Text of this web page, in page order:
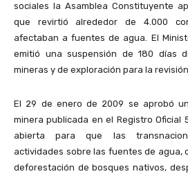
sociales la Asamblea Constituyente
que revirtió alrededor de 4.000
afectaban a fuentes de agua. El
emitió una suspensión de 180 días
mineras y de exploración para la
El 29 de enero de 2009 se aprobó
minera publicada en el Registro Oficial
abierta para que las
actividades sobre las fuentes de agua,
deforestación de bosques nativos,